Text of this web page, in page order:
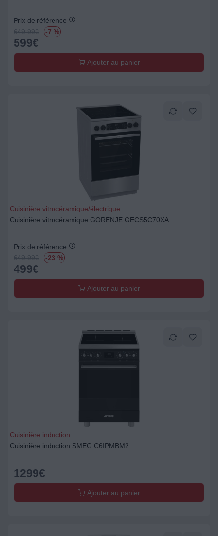
Prix de référence
649.99€ -7 %
599€
Ajouter au panier
Cuisinière vitrocéramique/électrique
Cuisinière vitrocéramique GORENJE GECS5C70XA
Prix de référence
649.99€ -23 %
499€
Ajouter au panier
Cuisinière induction
Cuisinière induction SMEG C6IPMBM2
1299€
Ajouter au panier